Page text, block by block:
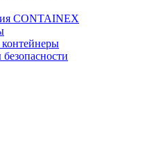
CONTAINEX